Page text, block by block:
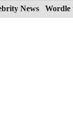
News Wordle